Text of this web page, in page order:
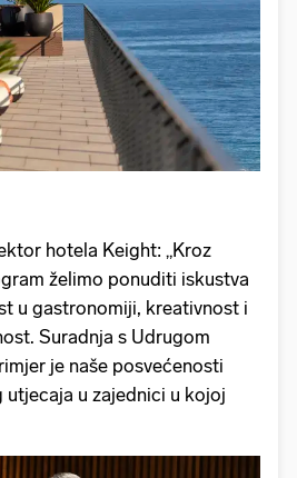
hotela Keight: „Kroz
želimo ponuditi iskustva
u gastronomiji, kreativnost i
Suradnja s Udrugom
je naše posvećenosti
u zajednici u kojoj